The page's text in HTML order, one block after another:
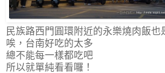
民族路西門圓環附近的永樂燒肉飯也
唉，台南好吃的太多
總不能每一樣都吃吧
所以就單純看看囉！